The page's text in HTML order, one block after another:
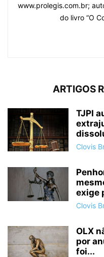
www.prolegis.com.br;
do livro “O
ARTIGOS
TJPI
Clovis
exige
Clovis
OLX
por
foi...